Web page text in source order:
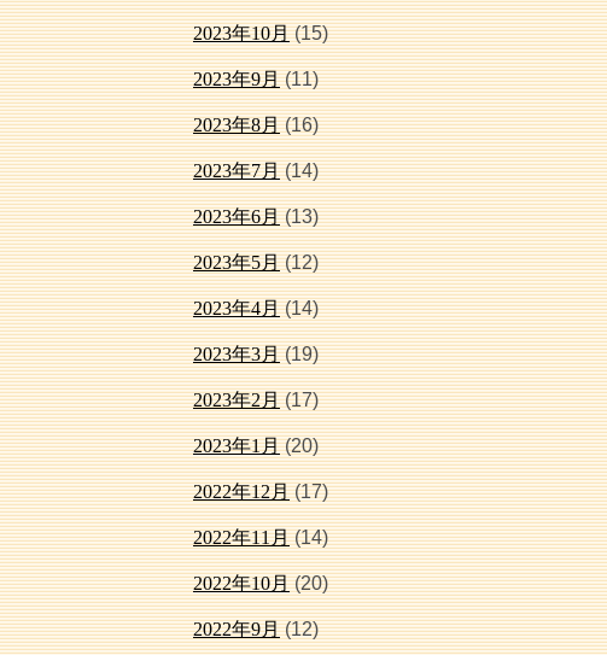
2023年10月(15)
2023年9月(11)
2023年8月(16)
2023年7月(14)
2023年6月(13)
2023年5月(12)
2023年4月(14)
2023年3月(19)
2023年2月(17)
2023年1月(20)
2022年12月(17)
2022年11月(14)
2022年10月(20)
2022年9月(12)